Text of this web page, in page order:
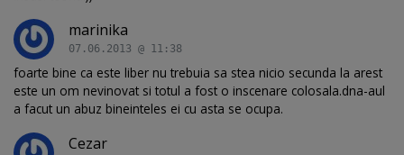
marinika
07.06.2013 @ 11:38
foarte bine ca este liber nu trebuia sa stea nicio secunda la arest
este un om nevinovat si totul a fost o inscenare colosala.dna-aul
a facut un abuz bineinteles ei cu asta se ocupa.
Cezar